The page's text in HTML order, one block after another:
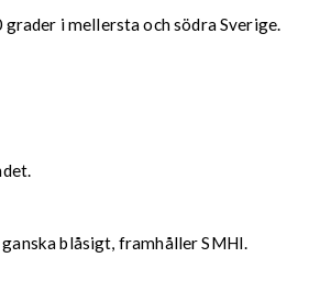
i mellersta och södra Sverige.
blåsigt, framhåller SMHI.